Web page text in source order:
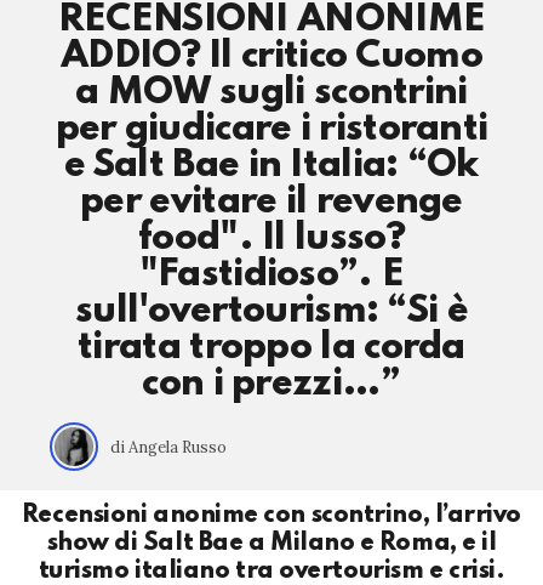
RECENSIONI ANONIME
ADDIO? Il critico Cuomo
a MOW sugli scontrini
per giudicare i ristoranti
e Salt Bae in Italia: “Ok
per evitare il revenge
food". Il lusso?
"Fastidioso”. E
sull'overtourism: “Si è
tirata troppo la corda
con i prezzi…”
di Angela Russo
Recensioni anonime con scontrino, l’arrivo
show di Salt Bae a Milano e Roma, e il
turismo italiano tra overtourism e crisi.